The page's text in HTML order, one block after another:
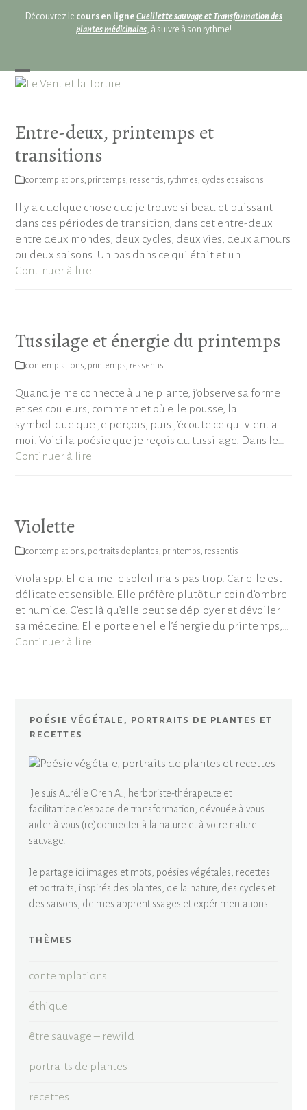
Découvrez le cours en ligne Cueillette sauvage et Transformation des
plantes médicinales, à suivre à son rythme!
Open
menu
Close
menu
Entre-deux, printemps et
transitions
contemplations, printemps, ressentis, rythmes, cycles et saisons
Il y a quelque chose que je trouve si beau et puissant
dans ces périodes de transition, dans cet entre-deux
entre deux mondes, deux cycles, deux vies, deux amours
ou deux saisons. Un pas dans ce qui était et un…
Continuer à lire
Tussilage et énergie du printemps
contemplations, printemps, ressentis
Quand je me connecte à une plante, j’observe sa forme
et ses couleurs, comment et où elle pousse, la
symbolique que je perçois, puis j’écoute ce qui vient a
moi. Voici la poésie que je reçois du tussilage. Dans le…
Continuer à lire
Violette
contemplations, portraits de plantes, printemps, ressentis
Viola spp. Elle aime le soleil mais pas trop. Car elle est
délicate et sensible. Elle préfère plutôt un coin d’ombre
et humide. C’est là qu’elle peut se déployer et dévoiler
sa médecine. Elle porte en elle l’énergie du printemps,…
Continuer à lire
poésie végétale, portraits de plantes et
recettes
Je suis Aurélie Oren A., herboriste-thérapeute et
facilitatrice d'espace de transformation, dévouée à vous
aider à vous (re)connecter à la nature et à votre nature
sauvage.
Je partage ici images et mots, poésies végétales, recettes
et portraits, inspirés des plantes, de la nature, des cycles et
des saisons, de mes apprentissages et expérimentations.
thèmes
contemplations
éthique
être sauvage – rewild
portraits de plantes
recettes